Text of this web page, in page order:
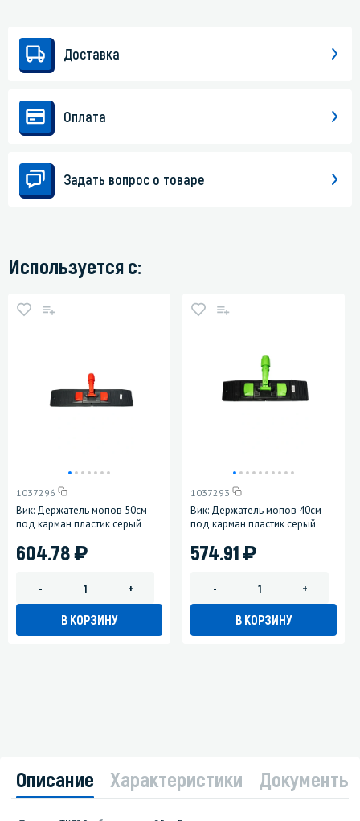
Доставка
Оплата
Задать вопрос о товаре
Используется с:
1037296
Вик: Держатель мопов 50см
под карман пластик серый
604.78)
- +
В КОРЗИНУ
1037293
Вик: Держатель мопов 40см
под карман пластик серый
574.91)
- +
В КОРЗИНУ
Описание Характеристики Документы